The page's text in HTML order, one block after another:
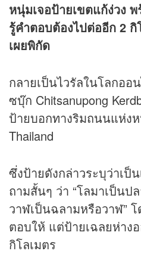
หนุ่มเจอป้ายเขตแก้ง่วง
รู้คำตอบต้องไปต่ออีก 2
เผยพิกัด
กลายเป็นไวรัลในโลกออ
ซบุ๊ก Chitsanupong
ป้ายบอกทางริมถนนแห่ง
Thailand
ซึ่งป้ายดังกล่าวระบุว่าเป็
ถามสั้นๆ ว่า “โลมาเป็นป
วาฬเป็นฉลามหรือวาฬ”
ตอบให้ แต่ป้ายเฉลยห่าง
กิโลเมตร